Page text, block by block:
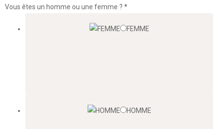
Vous êtes un homme ou une femme ? *
FEMME
HOMME